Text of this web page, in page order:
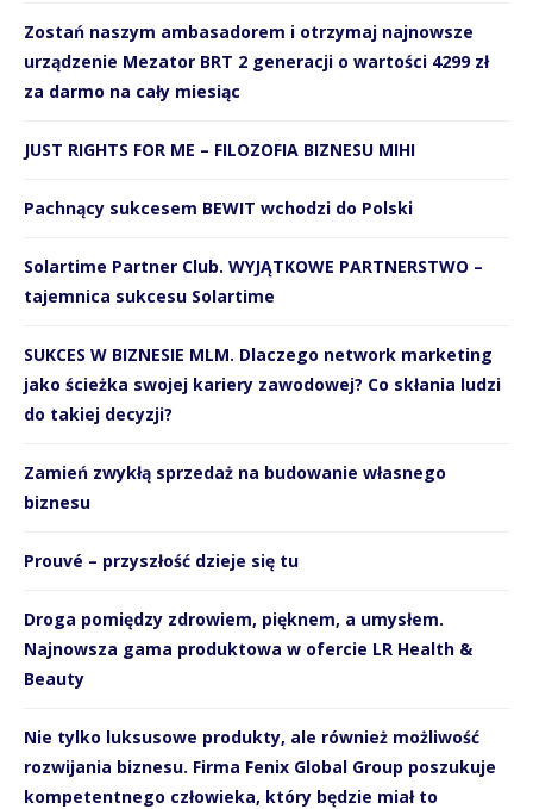
Zostań naszym ambasadorem i otrzymaj najnowsze
urządzenie Mezator BRT 2 generacji o wartości 4299 zł
za darmo na cały miesiąc
JUST RIGHTS FOR ME – FILOZOFIA BIZNESU MIHI
Pachnący sukcesem BEWIT wchodzi do Polski
Solartime Partner Club. WYJĄTKOWE PARTNERSTWO –
tajemnica sukcesu Solartime
SUKCES W BIZNESIE MLM. Dlaczego network marketing
jako ścieżka swojej kariery zawodowej? Co skłania ludzi
do takiej decyzji?
Zamień zwykłą sprzedaż na budowanie własnego
biznesu
Prouvé – przyszłość dzieje się tu
Droga pomiędzy zdrowiem, pięknem, a umysłem.
Najnowsza gama produktowa w ofercie LR Health &
Beauty
Nie tylko luksusowe produkty, ale również możliwość
rozwijania biznesu. Firma Fenix Global Group poszukuje
kompetentnego człowieka, który będzie miał to